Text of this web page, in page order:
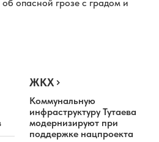
опасной грозе с градом и
ЖКХ
Коммунальную
инфраструктуру Тутаева
модернизируют при
поддержке нацпроекта